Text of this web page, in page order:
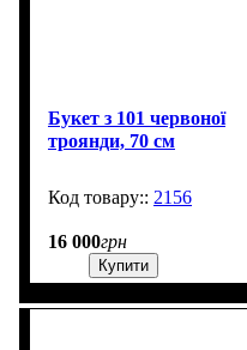
Букет з 101 червоної
троянди, 70 см
2156
16 000грн
Купити